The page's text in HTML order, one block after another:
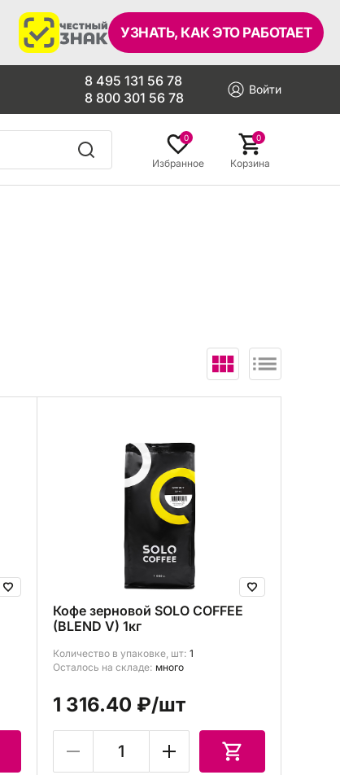
УЗНАТЬ, КАК ЭТО РАБОТАЕТ
8 495 131 56 78
8 800 301 56 78
Войти
0
Избранное
0
Корзина
В корзину (0)
Кофе зерновой SOLO COFFEE
(BLEND V) 1кг
Количество в упаковке, шт: 1
Осталось на складе: много
1 316.40 ₽/шт